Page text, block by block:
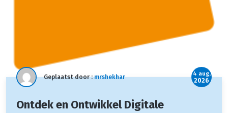
Geplaatst door :mrshekhar 4 aug,
2026
Ontdek en Ontwikkel Digitale